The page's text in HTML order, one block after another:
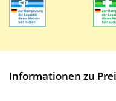
Informationen zu